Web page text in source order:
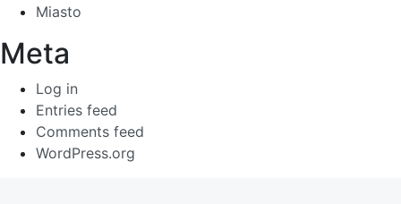
Miasto
Meta
Log in
Entries feed
Comments feed
WordPress.org